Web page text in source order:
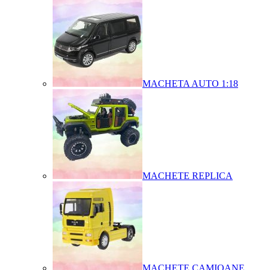
MACHETA AUTO 1:18
MACHETE REPLICA
MACHETE CAMIOANE